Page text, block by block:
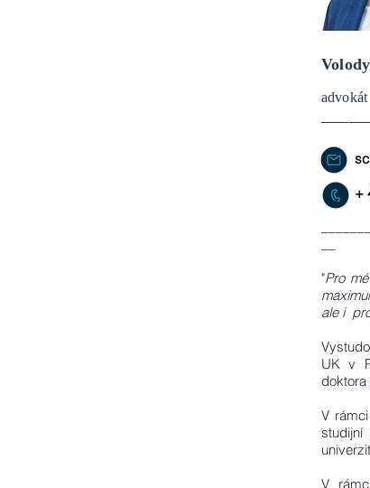
advokát
+
"Pro
ale i
UK v
doktora
V
studijní
V